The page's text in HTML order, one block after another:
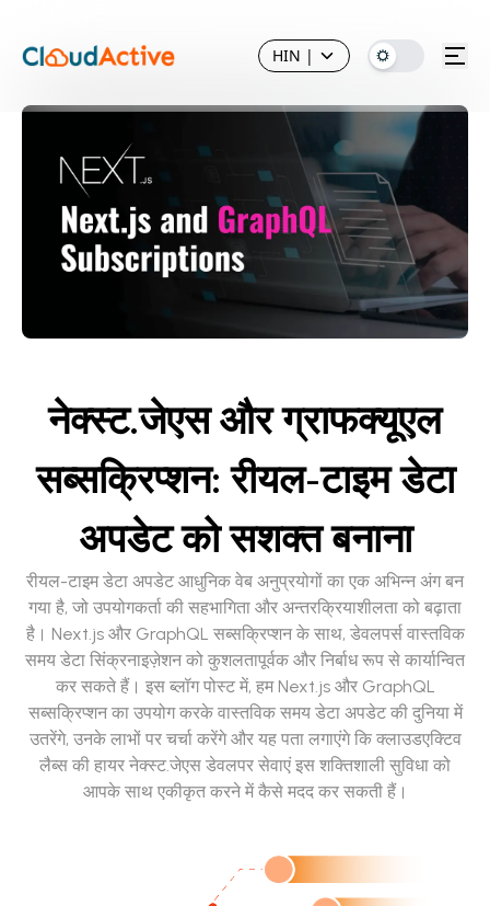
HIN |
नेक्स्ट.जेएस और ग्राफक्यूएल
सब्सक्रिप्शन: रीयल-टाइम डेटा
अपडेट को सशक्त बनाना
रीयल-टाइम डेटा अपडेट आधुनिक वेब अनुप्रयोगों का एक अभिन्न अंग बन
गया है, जो उपयोगकर्ता की सहभागिता और अन्तरक्रियाशीलता को बढ़ाता
है। Next.js और GraphQL सब्सक्रिप्शन के साथ, डेवलपर्स वास्तविक
समय डेटा सिंक्रनाइज़ेशन को कुशलतापूर्वक और निर्बाध रूप से कार्यान्वित
कर सकते हैं। इस ब्लॉग पोस्ट में, हम Next.js और GraphQL
सब्सक्रिप्शन का उपयोग करके वास्तविक समय डेटा अपडेट की दुनिया में
उतरेंगे, उनके लाभों पर चर्चा करेंगे और यह पता लगाएंगे कि क्लाउडएक्टिव
लैब्स की हायर नेक्स्ट.जेएस डेवलपर सेवाएं इस शक्तिशाली सुविधा को
आपके साथ एकीकृत करने में कैसे मदद कर सकती हैं।